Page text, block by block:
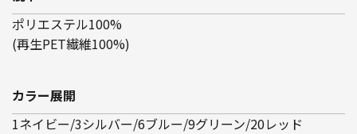
ポリエステル100%
(再生PET繊維100%)
カラー展開
1ネイビー/3シルバー/6ブルー/9グリーン/20レッド